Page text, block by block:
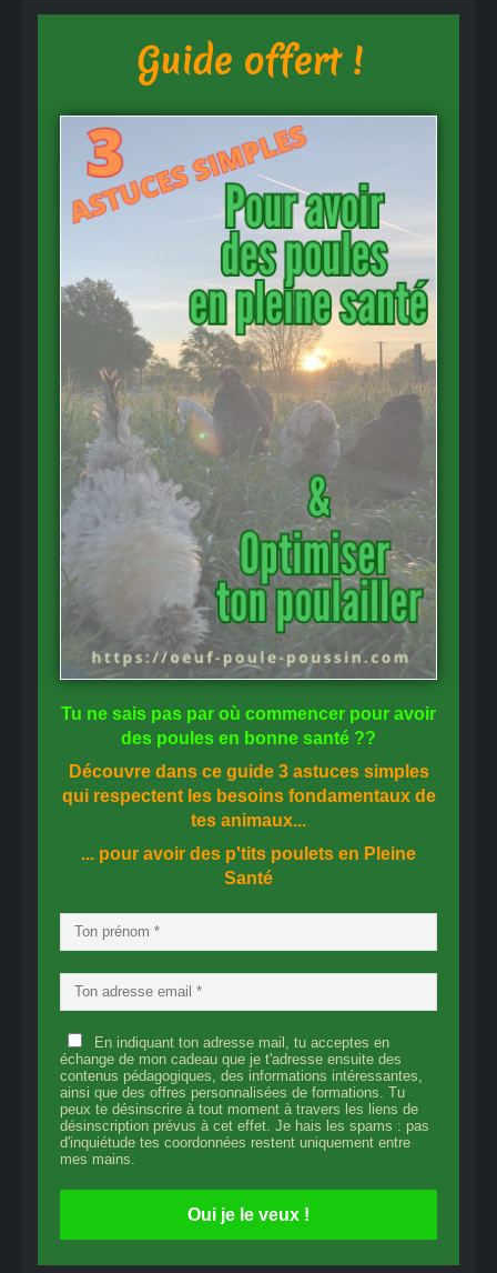
Guide offert !
Tu ne sais pas par où commencer pour avoir
des poules en bonne santé ??
Découvre dans ce guide 3 astuces simples
qui respectent les besoins fondamentaux de
tes animaux...
... pour avoir des p'tits poulets en Pleine
Santé
En indiquant ton adresse mail, tu acceptes en
échange de mon cadeau que je t'adresse ensuite des
contenus pédagogiques, des informations intéressantes,
ainsi que des offres personnalisées de formations. Tu
peux te désinscrire à tout moment à travers les liens de
désinscription prévus à cet effet. Je hais les spams : pas
d'inquiétude tes coordonnées restent uniquement entre
mes mains.
Oui je le veux !